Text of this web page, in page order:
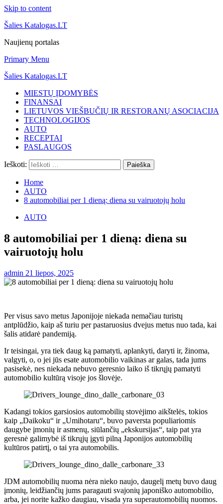
Skip to content
Šalies Katalogas.LT
Naujienų portalas
Primary Menu
Šalies Katalogas.LT
MIESTŲ ĮDOMYBĖS
FINANSAI
LIETUVOS VIEŠBUČIŲ IR RESTORANŲ ASOCIACIJA
TECHNOLOGIJOS
AUTO
RECEPTAI
PASLAUGOS
Ieškoti:
Home
AUTO
8 automobiliai per 1 dieną: diena su vairuotojų holu
AUTO
8 automobiliai per 1 dieną: diena su
vairuotojų holu
admin 21 liepos, 2025
Per visus savo metus Japonijoje niekada nemačiau turistų
antplūdžio, kaip aš turiu per pastaruosius dvejus metus nuo tada, kai
šalis atidarė pandemiją.
Ir teisingai, yra tiek daug ką pamatyti, aplankyti, daryti ir, žinoma,
valgyti, o, o jei jūs esate automobilio vaikinas ar galas, tada jums
pasisekė, nes niekada nebuvo geresnio laiko iš tikrųjų pamatyti
automobilio kultūrą visoje jos šlovėje.
Kadangi tokios garsiosios automobilių stovėjimo aikštelės, tokios
kaip „Daikoku“ ir „Umihotaru“, buvo paversta populiariomis
daugybe įmonių ir asmenų, siūlančių „ekskursijas“, taip pat yra
geresnė galimybė iš tikrųjų įgyti pilną Japonijos automobilių
kultūros patirtį, o tai yra automobilis.
JDM automobilių nuoma nėra nieko naujo, daugelį metų buvo daug
įmonių, leidžiančių jums paragauti svajonių japoniško automobilio,
arba, jei norite kažko daugiau, visada yra superautomobilių nuomos.